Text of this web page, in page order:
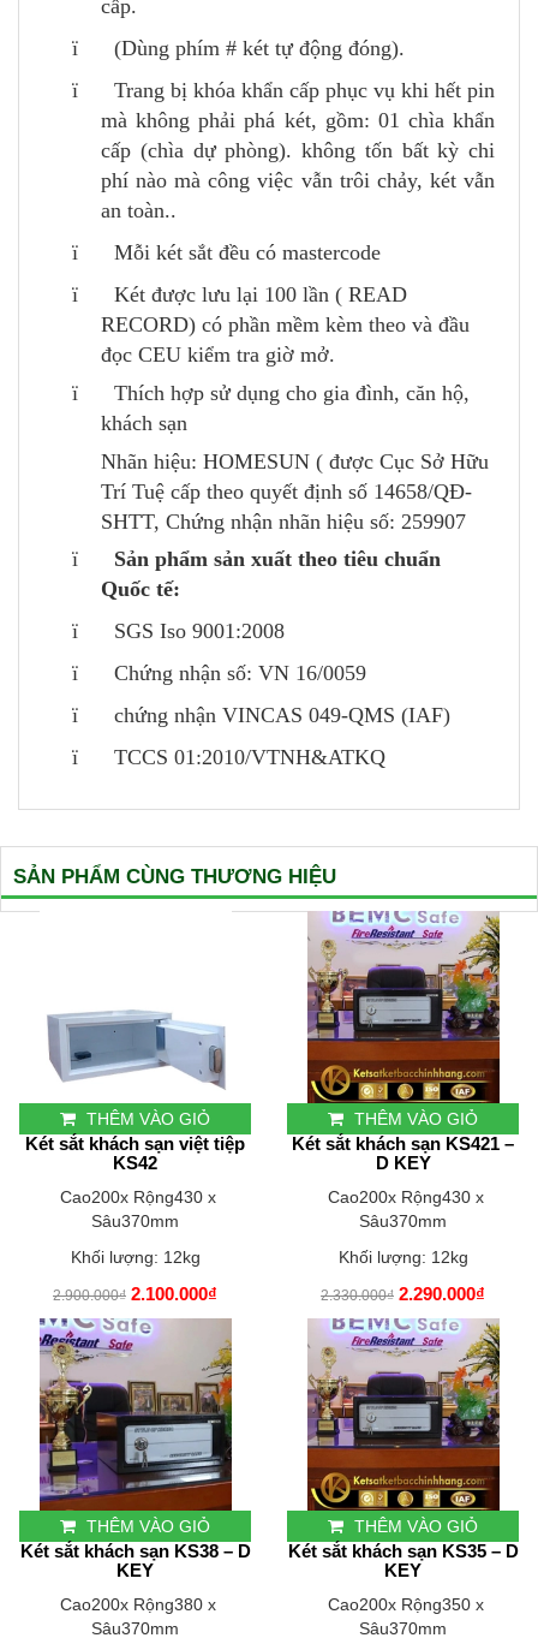
cấp.
ï (Dùng phím # két tự động đóng).
ï Trang bị khóa khẩn cấp phục vụ khi hết pin
mà không phải phá két, gồm: 01 chìa khẩn
cấp (chìa dự phòng). không tốn bất kỳ chi
phí nào mà công việc vẫn trôi chảy, két vẫn
an toàn..
ï Mỗi két sắt đều có mastercode
ï Két được lưu lại 100 lần ( READ
RECORD) có phần mềm kèm theo và đầu
đọc CEU kiểm tra giờ mở.
ï Thích hợp sử dụng cho gia đình, căn hộ,
khách sạn
Nhãn hiệu: HOMESUN ( được Cục Sở Hữu
Trí Tuệ cấp theo quyết định số 14658/QĐ-
SHTT, Chứng nhận nhãn hiệu số: 259907
ï Sản phẩm sản xuất theo tiêu chuẩn
Quốc tế:
ï SGS Iso 9001:2008
ï Chứng nhận số: VN 16/0059
ï chứng nhận VINCAS 049-QMS (IAF)
ï TCCS 01:2010/VTNH&ATKQ
SẢN PHẨM CÙNG THƯƠNG HIỆU
THÊM VÀO GIỎ
Két sắt khách sạn việt tiệp
KS42
Cao200x Rộng430 x
Sâu370mm
Khối lượng: 12kg
2.900.000₫ 2.100.000₫
THÊM VÀO GIỎ
Két sắt khách sạn KS421 –
D KEY
Cao200x Rộng430 x
Sâu370mm
Khối lượng: 12kg
2.330.000₫ 2.290.000₫
THÊM VÀO GIỎ
Két sắt khách sạn KS38 – D
KEY
Cao200x Rộng380 x
Sâu370mm
THÊM VÀO GIỎ
Két sắt khách sạn KS35 – D
KEY
Cao200x Rộng350 x
Sâu370mm